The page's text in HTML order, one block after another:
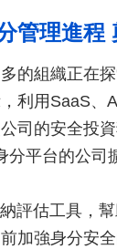
管理進程
的組織正在
利用SaaS、
司的安全投
分平台的公司
評估工具，
加強身分安